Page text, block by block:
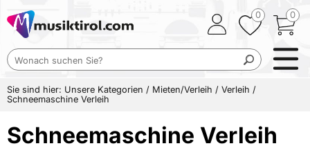
0
0
Sie sind hier: Unsere Kategorien / Mieten/Verleih / Verleih /
Schneemaschine Verleih
Schneemaschine Verleih